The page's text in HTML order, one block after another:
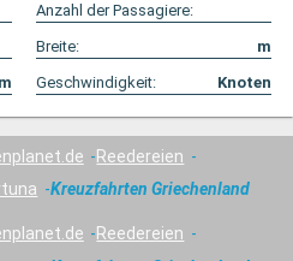
Anzahl der Passagiere:
Breite:
m
m Geschwindigkeit: Knoten
Reedereien
Kreuzfahrten Griechenland
Reedereien